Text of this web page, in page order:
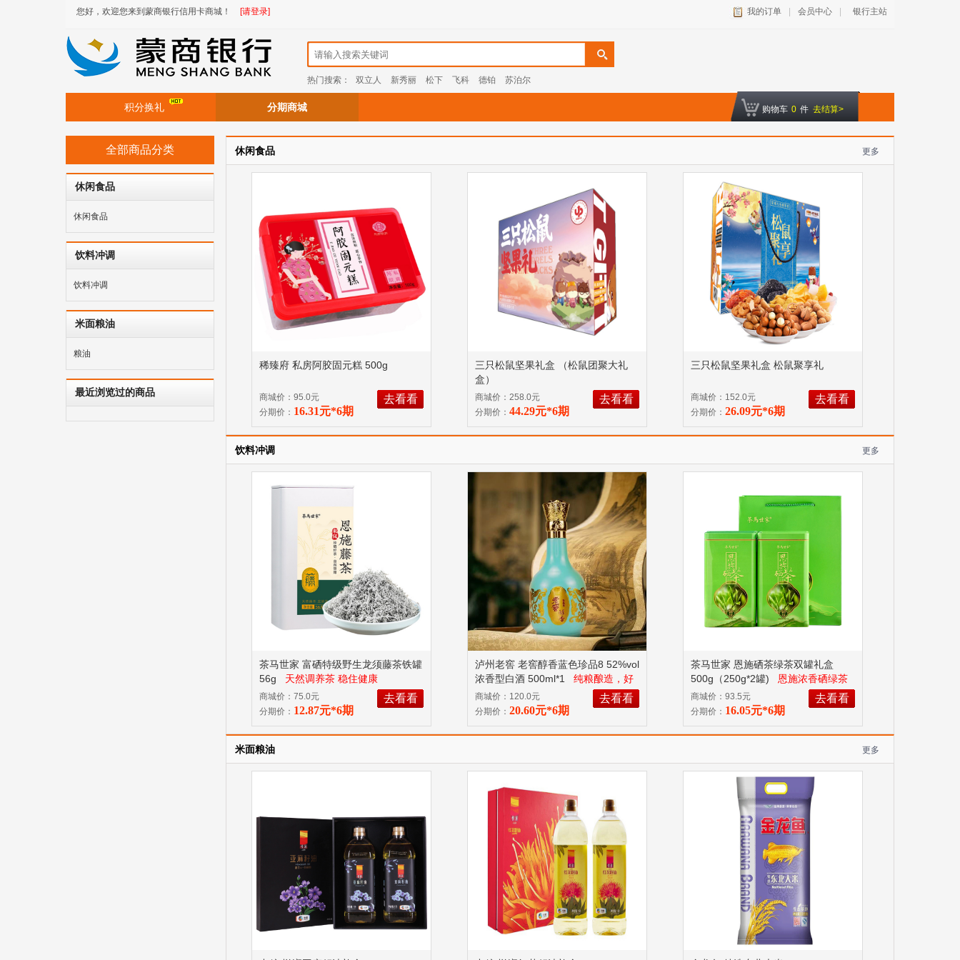
您好，欢迎您来到蒙商银行信用卡商城！ [请登录] 我的订单 会员中心 银行主站
热门搜索： 双立人 新秀丽 松下 飞科 德铂 苏泊尔
积分换礼 分期商城 购物车 0 件 去结算>
全部商品分类
休闲食品
休闲食品
饮料冲调
饮料冲调
米面粮油
粮油
最近浏览过的商品
休闲食品 更多
稀臻府 私房阿胶固元糕 500g
商城价：95.0元
分期价： 16.31元*6期
去看看
三只松鼠坚果礼盒 （松鼠团聚大礼
盒）
商城价：258.0元
分期价： 44.29元*6期
去看看
三只松鼠坚果礼盒 松鼠聚享礼
商城价：152.0元
分期价： 26.09元*6期
去看看
饮料冲调 更多
茶马世家 富硒特级野生龙须藤茶铁罐
56g
天然调养茶 稳住健康
商城价：75.0元
分期价： 12.87元*6期
去看看
泸州老窖 老窖醇香蓝色珍品8 52%vol
浓香型白酒 500ml*1
纯粮酿造，好
喝不上头，适合日常饮用，落口爽
净，回味悠长，空杯留香持久，具有
爽甜，酒体清冽透明，酒线绵长。
商城价：120.0元
分期价： 20.60元*6期
去看看
茶马世家 恩施硒茶绿茶双罐礼盒
500g（250g*2罐)
恩施浓香硒绿茶
日常自饮、待客、送礼
商城价：93.5元
分期价： 16.05元*6期
去看看
米面粮油 更多